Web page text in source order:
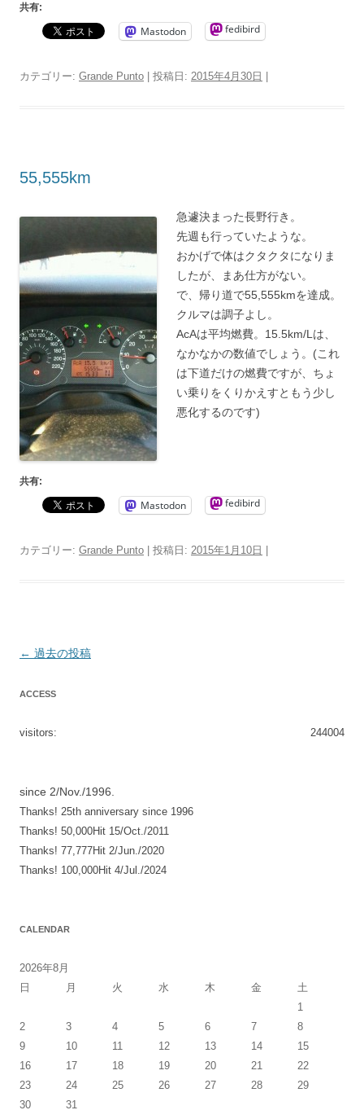
共有:
Mastodon fedibird
カテゴリー: Grande Punto | 投稿日: 2015年4月30日 |
55,555km
急遽決まった長野行き。
先週も行っていたような。
おかげで体はクタクタになりま
したが、まあ仕方がない。
で、帰り道で55,555kmを達成。
クルマは調子よし。
AcAは平均燃費。15.5km/Lは、
なかなかの数値でしょう。(これ
は下道だけの燃費ですが、ちょ
い乗りをくりかえすともう少し
悪化するのです)
共有:
Mastodon fedibird
カテゴリー: Grande Punto | 投稿日: 2015年1月10日 |
投
ナ
シ
ョ
ン
← 過去の投稿
ACCESS
244004
visitors:
since 2/Nov./1996.
Thanks! 25th anniversary since 1996
Thanks! 50,000Hit 15/Oct./2011
Thanks! 77,777Hit 2/Jun./2020
Thanks! 100,000Hit 4/Jul./2024
CALENDAR
2026年8月
日
月 火 水 木 金
土
1
2
3 4 5 6 7
8
9
10 11 12 13 14
15
16
17 18 19 20 21
22
23
24 25 26 27 28
29
30
31